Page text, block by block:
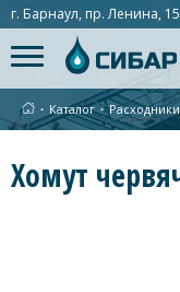
г. Барнаул, пр. Ленина,
∙ Каталог ∙Расходники
Хомут